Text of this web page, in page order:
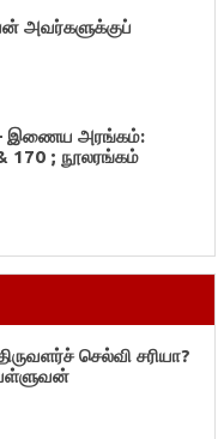
அவர்களுக்குப்
– இணைய அரங்கம்:
170 ; நூலரங்கம்
செல்வி சரியா?